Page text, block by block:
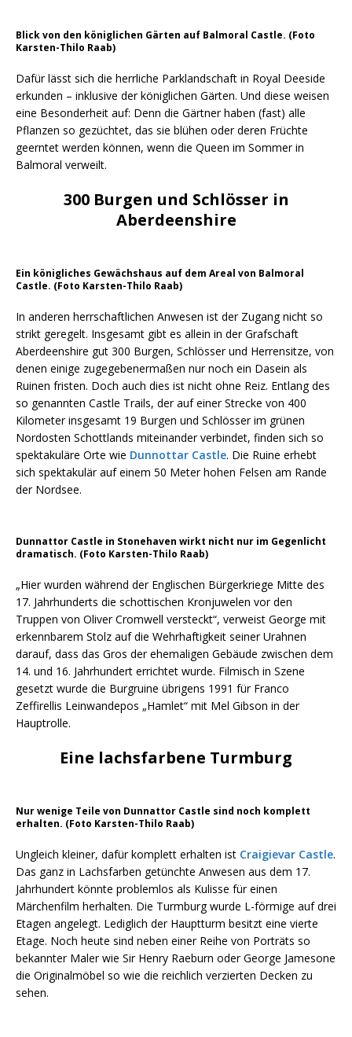
Blick von den königlichen Gärten auf Balmoral Castle. (Foto
Karsten-Thilo Raab)
Dafür lässt sich die herrliche Parklandschaft in Royal Deeside
erkunden – inklusive der königlichen Gärten. Und diese weisen
eine Besonderheit auf: Denn die Gärtner haben (fast) alle
Pflanzen so gezüchtet, das sie blühen oder deren Früchte
geerntet werden können, wenn die Queen im Sommer in
Balmoral verweilt.
300 Burgen und Schlösser in
Aberdeenshire
Ein königliches Gewächshaus auf dem Areal von Balmoral
Castle. (Foto Karsten-Thilo Raab)
In anderen herrschaftlichen Anwesen ist der Zugang nicht so
strikt geregelt. Insgesamt gibt es allein in der Grafschaft
Aberdeenshire gut 300 Burgen, Schlösser und Herrensitze, von
denen einige zugegebenermaßen nur noch ein Dasein als
Ruinen fristen. Doch auch dies ist nicht ohne Reiz. Entlang des
so genannten Castle Trails, der auf einer Strecke von 400
Kilometer insgesamt 19 Burgen und Schlösser im grünen
Nordosten Schottlands miteinander verbindet, finden sich so
spektakuläre Orte wie Dunnottar Castle. Die Ruine erhebt
sich spektakulär auf einem 50 Meter hohen Felsen am Rande
der Nordsee.
Dunnattor Castle in Stonehaven wirkt nicht nur im Gegenlicht
dramatisch. (Foto Karsten-Thilo Raab)
„Hier wurden während der Englischen Bürgerkriege Mitte des
17. Jahrhunderts die schottischen Kronjuwelen vor den
Truppen von Oliver Cromwell versteckt“, verweist George mit
erkennbarem Stolz auf die Wehrhaftigkeit seiner Urahnen
darauf, dass das Gros der ehemaligen Gebäude zwischen dem
14. und 16. Jahrhundert errichtet wurde. Filmisch in Szene
gesetzt wurde die Burgruine übrigens 1991 für Franco
Zeffirellis Leinwandepos „Hamlet“ mit Mel Gibson in der
Hauptrolle.
Eine lachsfarbene Turmburg
Nur wenige Teile von Dunnattor Castle sind noch komplett
erhalten. (Foto Karsten-Thilo Raab)
Ungleich kleiner, dafür komplett erhalten ist Craigievar Castle.
Das ganz in Lachsfarben getünchte Anwesen aus dem 17.
Jahrhundert könnte problemlos als Kulisse für einen
Märchenfilm herhalten. Die Turmburg wurde L-förmige auf drei
Etagen angelegt. Lediglich der Hauptturm besitzt eine vierte
Etage. Noch heute sind neben einer Reihe von Porträts so
bekannter Maler wie Sir Henry Raeburn oder George Jamesone
die Originalmöbel so wie die reichlich verzierten Decken zu
sehen.